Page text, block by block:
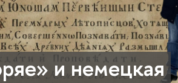
и немецкая